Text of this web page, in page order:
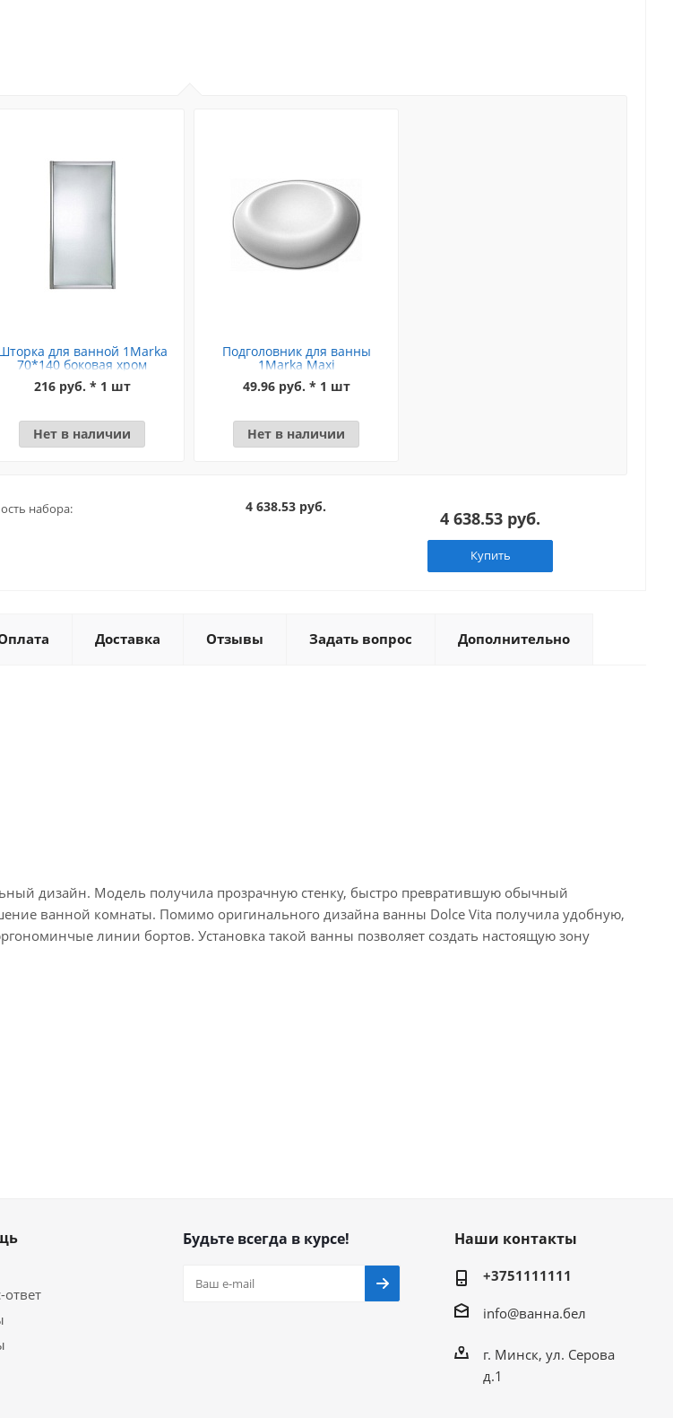
для ванной 1Marka
70*140 боковая хром
216 руб. * 1 шт
Нет в наличии
Подголовник для ванны
1Marka Maxi
49.96 руб. * 1 шт
Нет в наличии
набора: 4 638.53 руб.
4 638.53 руб.
Купить
Доставка Отзывы Задать вопрос Дополнительно
дизайн. Модель получила прозрачную стенку, быстро превратившую обычный
ванной комнаты. Помимо оригинального дизайна ванны Dolce Vita получила удобную,
линии бортов. Установка такой ванны позволяет создать настоящую зону
ответ
Будьте всегда в курсе! Наши контакты
+3751111111
info@ванна.бел
г. Минск, ул. Серова
д.1